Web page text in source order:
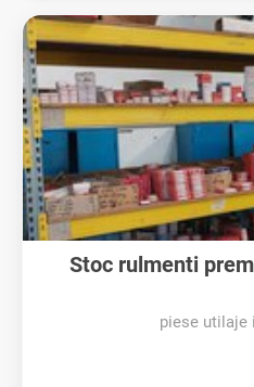
Stoc rulmenti
piese utilaje